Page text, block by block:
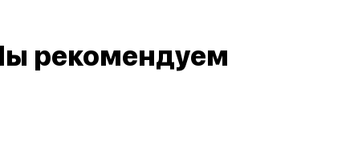
рекомендуем